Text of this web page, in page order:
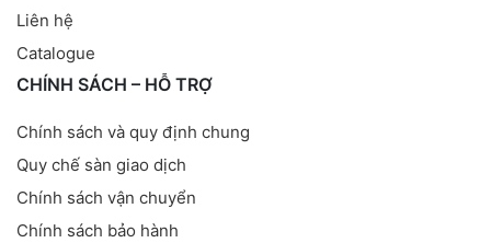
Liên hệ
Catalogue
CHÍNH SÁCH – HỖ TRỢ
Chính sách và quy định chung
Quy chế sàn giao dịch
Chính sách vận chuyển
Chính sách bảo hành